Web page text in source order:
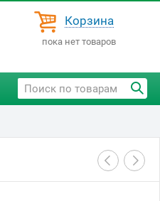
Корзина
пока нет товаров